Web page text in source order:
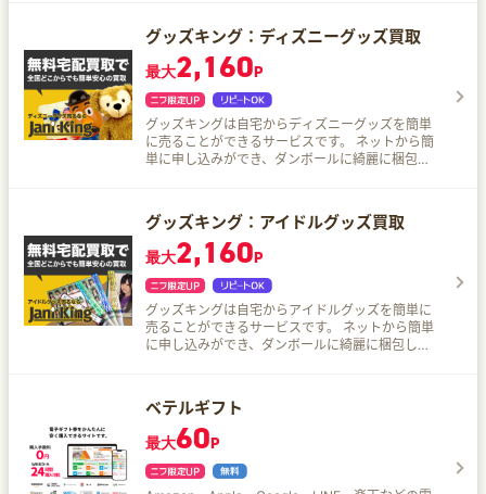
心！ 今では手に入らないライブグッズなどは、思
わぬ高額買い取りになるかも？
グッズキング：ディズニーグッズ買取
最大2,160P
グッズキングは自宅からディズニーグッズを簡単
に売ることができるサービスです。 ネットから簡
単に申し込みができ、ダンボールに綺麗に梱包し
グッズキングにおまかせ♪
グッズキング：アイドルグッズ買取
最大2,160P
グッズキングは自宅からアイドルグッズを簡単に
売ることができるサービスです。 ネットから簡単
に申し込みができ、ダンボールに綺麗に梱包して
ッズキングにおまかせ♪
ベテルギフト
最大60P